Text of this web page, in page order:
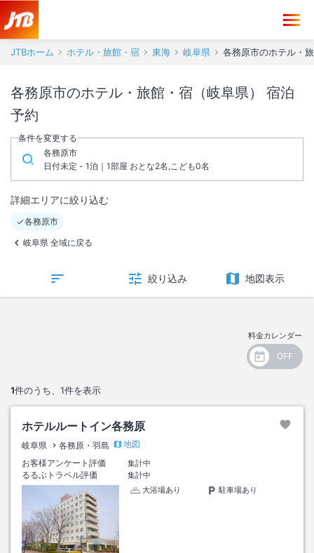
JTBホーム ホテル・旅館・宿 東海 岐阜県 各務原市のホテル・
各務原市のホテル・旅館・宿（岐阜県） 宿泊
予約
条件を変更する
各務原市
日付未定 - 1泊｜1部屋 おとな2名,こども0名
詳細エリアに絞り込む
各務原市
岐阜県 全域に戻る
絞り込み 地図表示
料金カレンダー
1件のうち、 1件を表示
ホテルルートイン各務原
岐阜県 各務原・羽島
地図
お客様アンケート評価
集計中
るるぶトラベル評価
集計中
大浴場あり
駐車場あり